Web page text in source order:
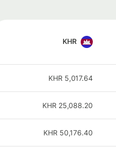
KHR
5,017.64
KHR
25,088.20
KHR
50,176.40
KHR